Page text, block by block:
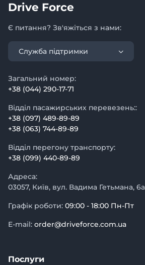
Drive Force
Є питання? Зв'яжіться з нами:
Служба підтримки
Загальний номер:
+38 (044) 290-17-71
Відділ пасажирських перевезень::
+38 (097) 489-89-89
+38 (063) 744-89-89
Відділ перегону транспорту:
+38 (099) 440-89-89
Адреса:
03057, Київ, вул. Вадима Гетьмана, 6а
Графік роботи: 09:00 - 18:00 Пн-Пт
E-mail: order@driveforce.com.ua
Послуги